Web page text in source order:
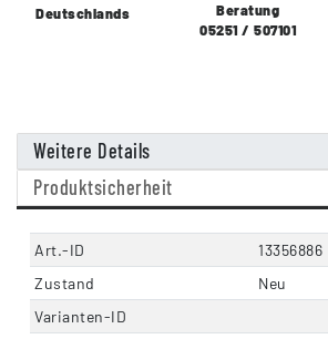
Deutschlands
Beratung
05251 / 507101
Weitere Details
Produktsicherheit
Art.-ID
13356886
Zustand
Neu
Varianten-ID